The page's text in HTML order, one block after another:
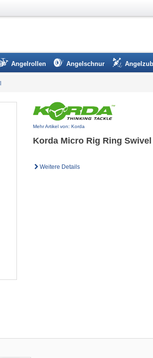
Angelrollen Angelschnur
Mehr Artikel von: Korda
Korda Micro Rig Ring
Weitere Details